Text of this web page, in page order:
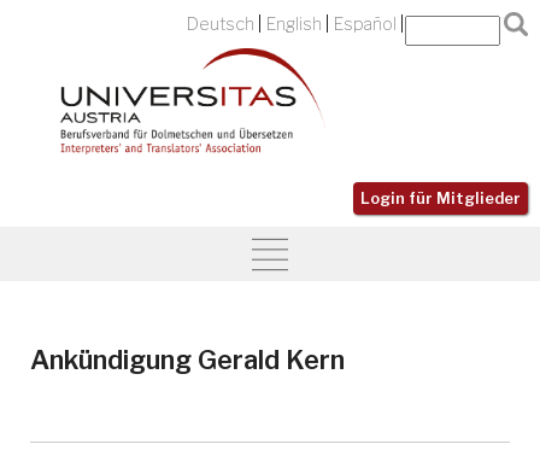
Deutsch English Español
Login für Mitglieder
Ankündigung Gerald Kern